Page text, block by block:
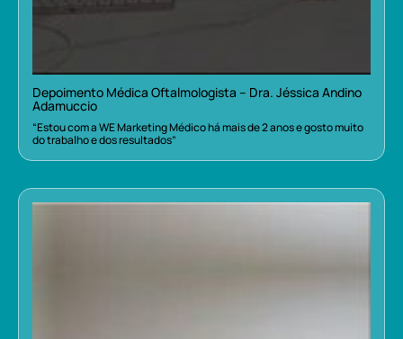
Depoimento Médica Oftalmologista – Dra. Jéssica Andino
Adamuccio
“Estou com a WE Marketing Médico há mais de 2 anos e gosto muito
do trabalho e dos resultados”